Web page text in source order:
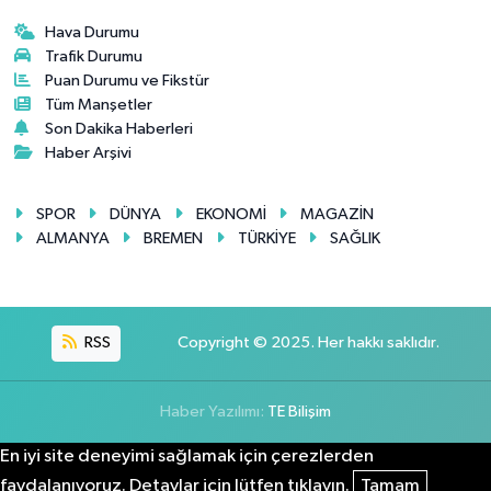
Hava Durumu
Trafik Durumu
Puan Durumu ve Fikstür
Tüm Manşetler
Son Dakika Haberleri
Haber Arşivi
SPOR DÜNYA EKONOMİ
MAGAZİN
ALMANYA
BREMEN TÜRKİYE SAĞLIK
RSS Copyright © 2025. Her hakkı saklıdır.
Haber Yazılımı: TE Bilişim
En iyi site deneyimi sağlamak için çerezlerden
faydalanıyoruz. Detaylar için lütfen tıklayın.
Tamam